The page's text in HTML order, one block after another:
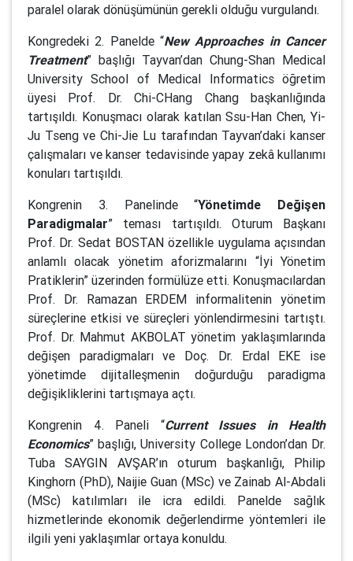
paralel olarak dönüşümünün gerekli olduğu vurgulandı.
Kongredeki 2. Panelde “New Approaches in Cancer
Treatment” başlığı Tayvan’dan Chung-Shan Medical
University School of Medical Informatics öğretim
üyesi Prof. Dr. Chi-CHang Chang başkanlığında
tartışıldı. Konuşmacı olarak katılan Ssu-Han Chen, Yi-
Ju Tseng ve Chi-Jie Lu tarafından Tayvan’daki kanser
çalışmaları ve kanser tedavisinde yapay zekâ kullanımı
konuları tartışıldı.
Kongrenin 3. Panelinde “Yönetimde Değişen
Paradigmalar” teması tartışıldı. Oturum Başkanı
Prof. Dr. Sedat BOSTAN özellikle uygulama açısından
anlamlı olacak yönetim aforizmalarını “İyi Yönetim
Pratiklerin” üzerinden formülüze etti. Konuşmacılardan
Prof. Dr. Ramazan ERDEM informalitenin yönetim
süreçlerine etkisi ve süreçleri yönlendirmesini tartıştı.
Prof. Dr. Mahmut AKBOLAT yönetim yaklaşımlarında
değişen paradigmaları ve Doç. Dr. Erdal EKE ise
yönetimde dijitalleşmenin doğurduğu paradigma
değişikliklerini tartışmaya açtı.
Kongrenin 4. Paneli “Current Issues in Health
Economics” başlığı, University College London’dan Dr.
Tuba SAYGIN AVŞAR’ın oturum başkanlığı, Philip
Kinghorn (PhD), Naijie Guan (MSc) ve Zainab Al-Abdali
(MSc) katılımları ile
icra edildi. Panelde sağlık
hizmetlerinde ekonomik değerlendirme yöntemleri ile
ilgili yeni yaklaşımlar ortaya konuldu.